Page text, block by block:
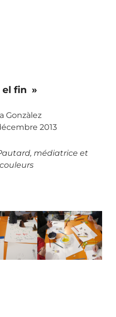
el fin »
Gonzàlez
2013
médiatrice et